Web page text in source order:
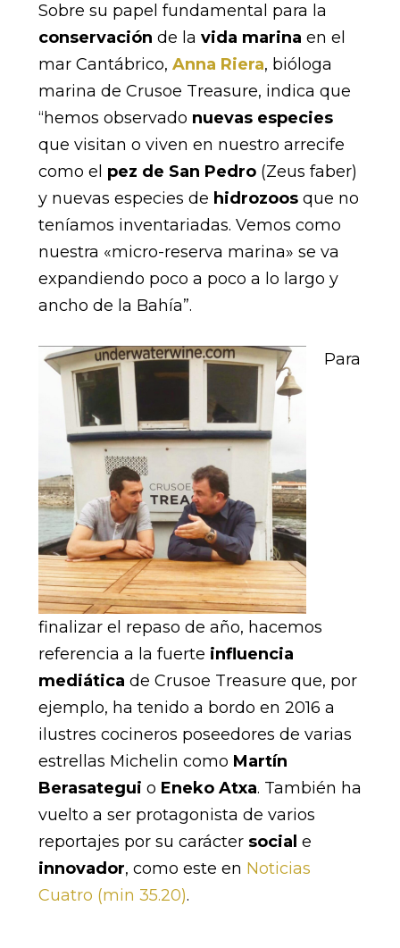
Sobre su papel fundamental para la
conservación de la vida marina en el
mar Cantábrico, Anna Riera, bióloga
marina de Crusoe Treasure, indica que
“hemos observado nuevas especies
que visitan o viven en nuestro arrecife
como el pez de San Pedro(Zeus faber)
y nuevas especies de hidrozoosque no
teníamos inventariadas. Vemos como
nuestra «micro-reserva marina» se va
expandiendo poco a poco a lo largo y
ancho de la Bahía”.
Para
finalizar el repaso de año, hacemos
referencia a la fuerte influencia
mediática de Crusoe Treasure que, por
ejemplo, ha tenido a bordo en 2016 a
ilustres cocineros poseedores de varias
estrellas Michelin como Martín
Berasategui o Eneko Atxa. También ha
vuelto a ser protagonista de varios
reportajes por su carácter social e
innovador, como este en Noticias
Cuatro (min 35.20).